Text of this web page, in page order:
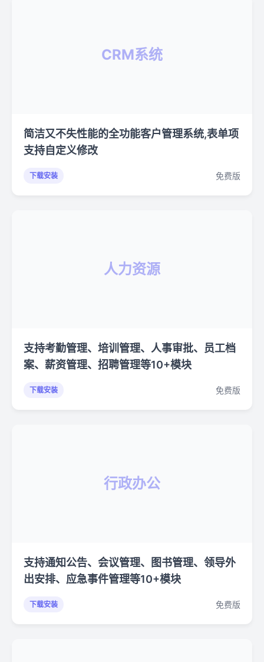
CRM系统
简洁又不失性能的全功能客户管理系统,表单项
支持自定义修改
下载安装 免费版
人力资源
支持考勤管理、培训管理、人事审批、员工档
案、薪资管理、招聘管理等10+模块
下载安装 免费版
行政办公
支持通知公告、会议管理、图书管理、领导外
出安排、应急事件管理等10+模块
下载安装 免费版